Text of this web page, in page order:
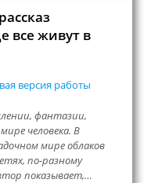
все живут в
версия работы
фантазии,
человека. В
мире облаков
по-разному
показывает,…